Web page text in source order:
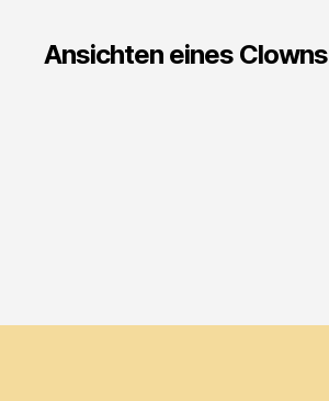
Ansichten eines Clowns